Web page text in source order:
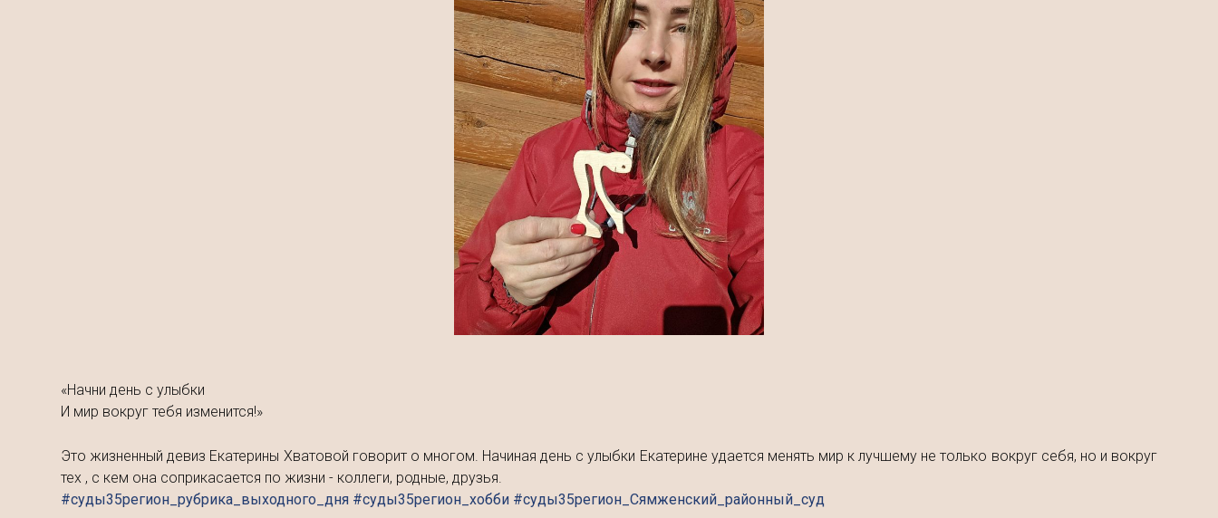
«Начни день с улыбки
И мир вокруг тебя изменится!»
Это жизненный девиз Екатерины Хватовой говорит о многом. Начиная день с улыбки Екатерине удается менять мир к лучшему не только вокруг себя, но и вокруг
тех , с кем она соприкасается по жизни - коллеги, родные, друзья.
#суды35регион_рубрика_выходного_дня #суды35регион_хобби #суды35регион_Сямженский_районный_суд